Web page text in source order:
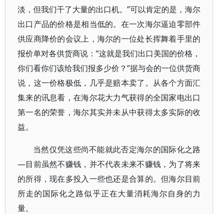
淡，但我们干了大量的出口机。”可以肯定的是，海尔
出口产品的价格是相当低的。在一次海尔逼迫零部件
供应商降价的会议上，海尔的一位处长挥舞着手里的
报价单对各供货商说：“这就是我们出口美国的价格，
你们看你们该给我们报多少价？”据与会的一位供货商
说，这一价格极低，几乎是赔本卖了。从各个方面汇
集来的讯息看，在海尔花大力气获得的全国家电出口
第一名的荣誉，海尔其实并未从中获得太多实际的收
益。
当然仅凭这些尚不能就此否定海尔的国际化之路
—目前虽然不赚钱，并不代表未来不赚钱，为了将来
的所得，现在多投入一些也还是合算的。但海尔目前
所走的国际化之路似乎正在大量消耗海尔自身的力
量。